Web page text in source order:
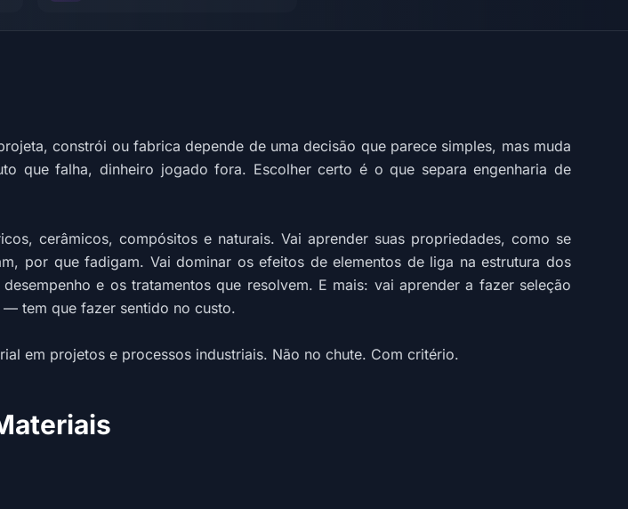
constrói ou fabrica depende de uma decisão que parece simples, mas muda
que falha, dinheiro jogado fora. Escolher certo é o que separa engenharia de
cerâmicos, compósitos e naturais. Vai aprender suas propriedades, como se
por que fadigam. Vai dominar os efeitos de elementos de liga na estrutura dos
e os tratamentos que resolvem. E mais: vai aprender a fazer seleção
tem que fazer sentido no custo.
em projetos e processos industriais. Não no chute. Com critério.